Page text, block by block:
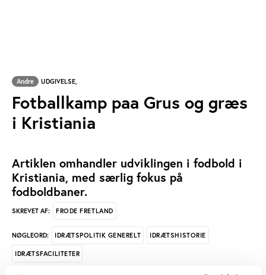
Andre UDGIVELSE,
Fotballkamp paa Grus og græs
i Kristiania
Artiklen omhandler udviklingen i fodbold i
Kristiania, med særlig fokus på
fodboldbaner.
SKREVET AF: FRODE FRETLAND
NØGLEORD: IDRÆTSPOLITIK GENERELT IDRÆTSHISTORIE
IDRÆTSFACILITETER